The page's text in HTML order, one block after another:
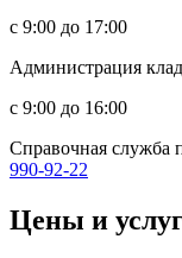
с 9:00 до 17:00
Администрация
с 9:00 до 16:00
Справочная служба
990-92-22
Цены и